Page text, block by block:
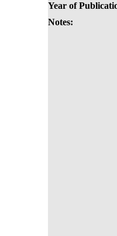
Year of
Notes: